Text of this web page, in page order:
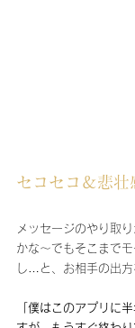
セコセコ＆悲壮
メッセージのやり取
かな～でもそこまで
し…と、お相手の出方
「僕はこのアプリに